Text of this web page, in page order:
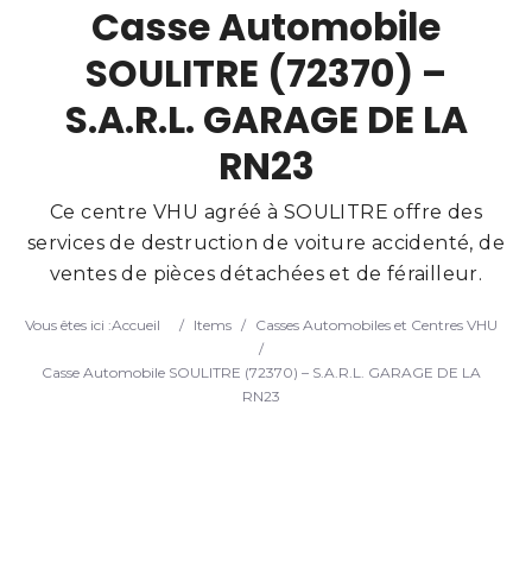
Search
Casse Automobile
SOULITRE (72370) –
S.A.R.L. GARAGE DE LA
RN23
Ce centre VHU agréé à SOULITRE offre des
services de destruction de voiture accidenté, de
ventes de pièces détachées et de férailleur.
Vous êtes ici :Accueil / Items / Casses Automobiles et Centres VHU
/
Casse Automobile SOULITRE (72370) – S.A.R.L. GARAGE DE LA
RN23